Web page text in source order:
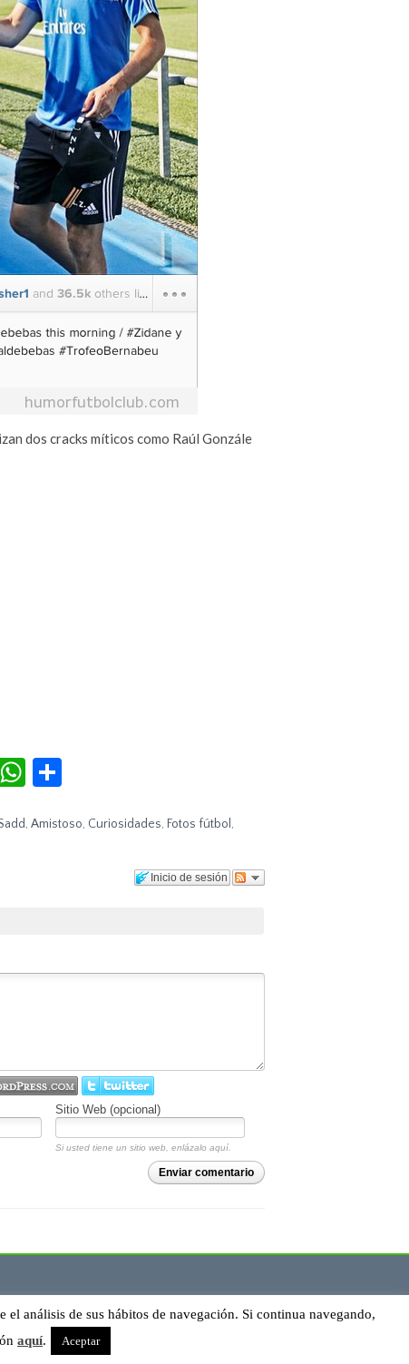
dos cracks míticos como Raúl Gonzále
WhatsApp
, Amistoso, Curiosidades, Fotos fútbol ,
Inicio de sesión
Sitio Web (opcional)
Si usted tiene un sitio web, enlázalo aquí.
Enviar comentario
análisis de sus hábitos de navegación. Si continua navegando,
aquí. Aceptar